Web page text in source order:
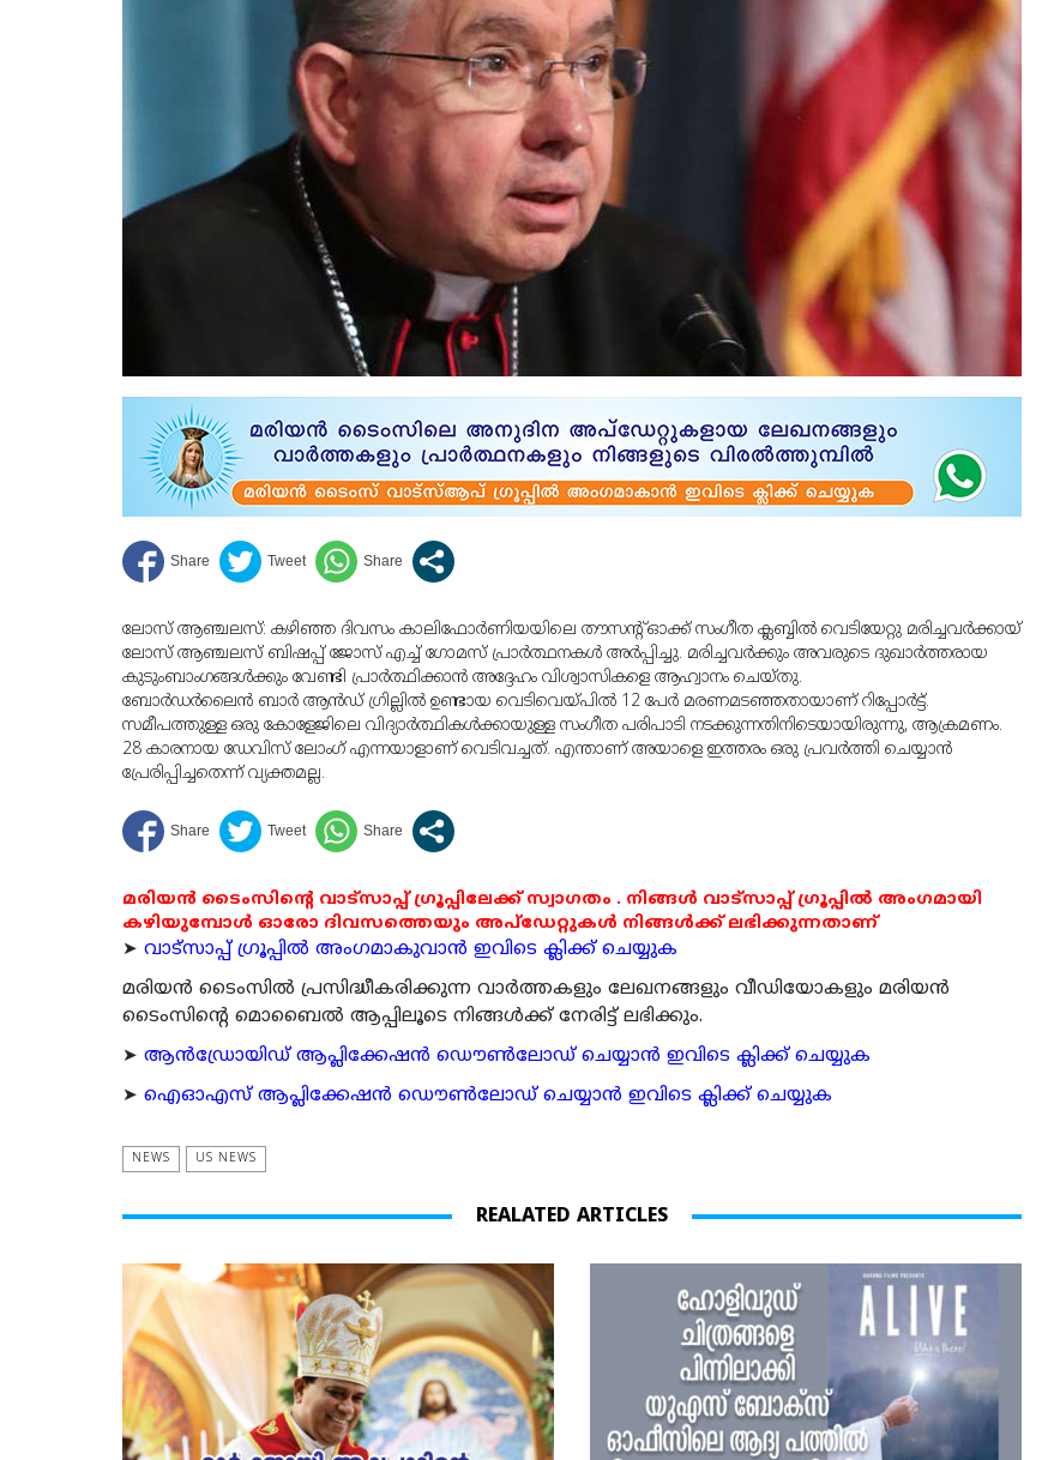
ലോസ് ആഞ്ചലസ്: കഴിഞ്ഞ ദിവസം കാലിഫോര്‍ണിയയിലെ തൗസന്റ് ഓക്ക് സംഗീത ക്ലബ്ബില്‍ വെടിയേറ്റു മരിച്ചവര്‍ക്കായ്
ലോസ് ആഞ്ചലസ് ബിഷപ്പ് ജോസ് എച്ച് ഗോമസ് പ്രാര്‍ത്ഥനകള്‍ അര്‍പ്പിച്ചു. മരിച്ചവര്‍ക്കും അവരുടെ ദുഖാര്‍ത്തരായ
കുടുംബാംഗങ്ങള്‍ക്കും വേണ്ടി പ്രാര്‍ത്ഥിക്കാന്‍ അദ്ദേഹം വിശ്വാസികളെ ആഹ്വാനം ചെയ്തു.
ബോര്‍ഡര്‍ലൈന്‍ ബാര്‍ ആന്‍ഡ് ഗ്രില്ലില്‍ ഉണ്ടായ വെടിവെയ്പില്‍ 12 പേര്‍ മരണമടഞ്ഞതായാണ് റിപ്പോര്‍ട്ട്.
സമീപത്തുള്ള ഒരു കോളേജിലെ വിദ്യാര്‍ത്ഥികള്‍ക്കായുള്ള സംഗീത പരിപാടി നടക്കുന്നതിനിടെയായിരുന്നു, ആക്രമണം.
28 കാരനായ ഡേവിസ് ലോംഗ് എന്നയാളാണ് വെടിവച്ചത്. എന്താണ് അയാളെ ഇത്തരം ഒരു പ്രവര്‍ത്തി ചെയ്യാന്‍
പ്രേരിപ്പിച്ചതെന്ന് വ്യക്തമല്ല.
മരിയൻ ടൈംസിന്റെ വാട്സാപ്പ് ഗ്രൂപ്പിലേക്ക് സ്വാഗതം . നിങ്ങൾ വാട്സാപ്പ് ഗ്രൂപ്പിൽ അംഗമായി
കഴിയുമ്പോൾ ഓരോ ദിവസത്തെയും അപ്ഡേറ്റുകൾ നിങ്ങൾക്ക് ലഭിക്കുന്നതാണ്
➤ വാട്സാപ്പ് ഗ്രൂപ്പിൽ അംഗമാകുവാൻ ഇവിടെ ക്ലിക്ക് ചെയ്യുക
മരിയന്‍ ടൈംസില്‍ പ്രസിദ്ധീകരിക്കുന്ന വാര്‍ത്തകളും ലേഖനങ്ങളും വീഡിയോകളും മരിയന്‍
ടൈംസിന്റെ മൊബൈല്‍ ആപ്പിലൂടെ നിങ്ങള്‍ക്ക് നേരിട്ട് ലഭിക്കും.
➤ ആന്‍ഡ്രോയിഡ് ആപ്ലിക്കേഷന്‍ ഡൌണ്‍ലോഡ് ചെയ്യാന്‍ ഇവിടെ ക്ലിക്ക് ചെയ്യുക
➤ ഐഓഎസ് ആപ്ലിക്കേഷന്‍ ഡൌണ്‍ലോഡ് ചെയ്യാന്‍ ഇവിടെ ക്ലിക്ക് ചെയ്യുക
NEWS US NEWS
REALATED ARTICLES